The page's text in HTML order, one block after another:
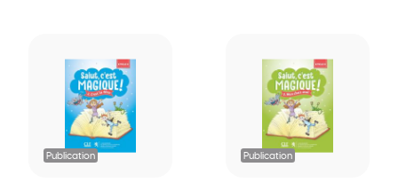
Publication Publication